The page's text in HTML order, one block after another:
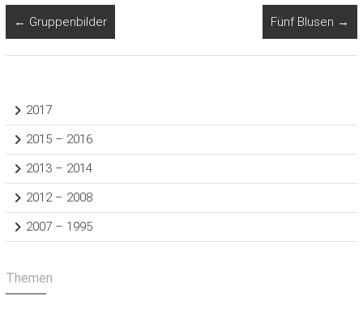
← Gruppenbilder Fünf Blusen →
2017
2015 – 2016
2013 – 2014
2012 – 2008
2007 – 1995
Themen